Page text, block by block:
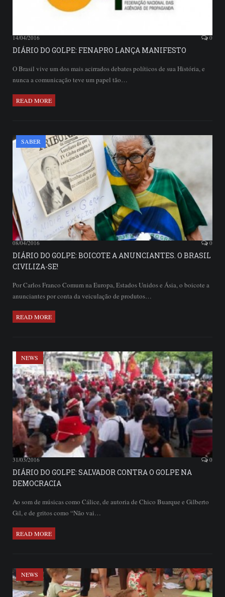
14/04/2016 0
DIÁRIO DO GOLPE: FENAPRO LANÇA MANIFESTO
O Brasil vive um dos mais acirrados debates políticos de sua História, e
nunca a comunicação teve um papel tão…
READ MORE
SABER
08/04/2016 0
DIÁRIO DO GOLPE: BOICOTE A ANUNCIANTES. O BRASIL
CIVILIZA-SE!
Por Carlos Franco Comum na Europa, Estados Unidos e Ásia, o boicote a
anunciantes por conta da veiculação de produtos…
READ MORE
NEWS
31/03/2016 0
DIÁRIO DO GOLPE: SALVADOR CONTRA O GOLPE NA
DEMOCRACIA
Ao som de músicas como Cálice, de autoria de Chico Buarque e Gilberto
Gil, e de gritos como “Não vai…
READ MORE
NEWS